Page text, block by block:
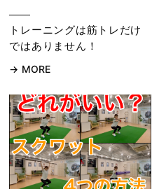
トレーニングは筋トレだけ
ではありません！
MORE